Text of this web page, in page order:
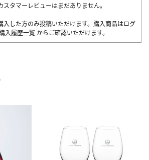
タマーレビューはまだありません。
入した方のみ投稿いただけます。購入商品はログ
購入履歴一覧 からご確認いただけます。